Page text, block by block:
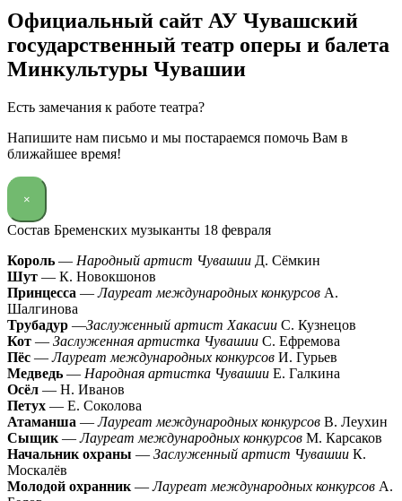
Официальный сайт АУ Чувашский
государственный театр оперы и балета
Минкультуры Чувашии
Есть замечания к работе театра?
Напишите нам письмо и мы постараемся помочь Вам в
ближайшее время!
×
Состав Бременских музыканты 18 февраля
Король — Народный артист Чувашии Д. Сёмкин
Шут — К. Новокшонов
Принцесса —Лауреат международных конкурсов А.
Шалгинова
Трубадур —Заслуженный артист Хакасии С. Кузнецов
Кот — Заслуженная артистка Чувашии С. Ефремова
Пёс —Лауреат международных конкурсов И. Гурьев
Медведь — Народная артистка Чувашии Е. Галкина
Осёл — Н. Иванов
Петух — Е. Соколова
Атаманша —Лауреат международных конкурсов В. Леухин
Сыщик —Лауреат международных конкурсов М. Карсаков
Начальник охраны — Заслуженный артист Чувашии К.
Москалёв
Молодой охранник —Лауреат международных конкурсов А.